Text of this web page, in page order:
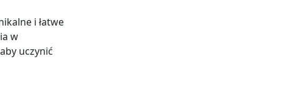
i łatwe
w
uczynić